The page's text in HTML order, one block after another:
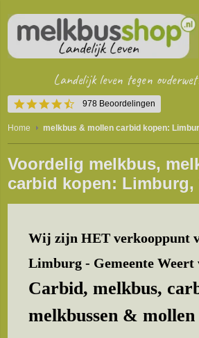
4.4
star
rating
978 Beoordelingen
Landelijk leven tegen
Home melkbus & mollen carbid kopen:
Voordelig melkbus,
carbid kopen: Limburg,
Wij zijn HET verkooppunt
Limburg - Gemeente Weert
Carbid, melkbus,
melkbussen &